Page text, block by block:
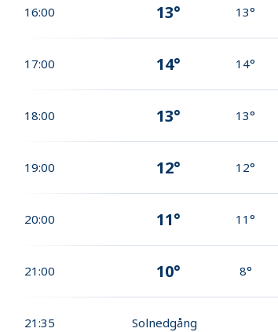
16:00 13° 13°
17:00 14° 14°
18:00 13° 13°
19:00 12° 12°
20:00 11° 11°
21:00 10° 8°
21:35 Solnedgång